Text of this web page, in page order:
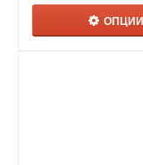
ОПЦИИ